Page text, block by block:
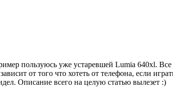
пользуюсь уже устаревшей Lumia 640xl.
от того что хотеть от телефона, если
Описание всего на целую статью вылезет :)